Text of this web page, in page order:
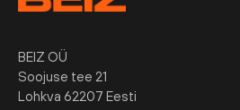
BEIZ OÜ
Soojuse tee 21
Lohkva 62207 Eesti